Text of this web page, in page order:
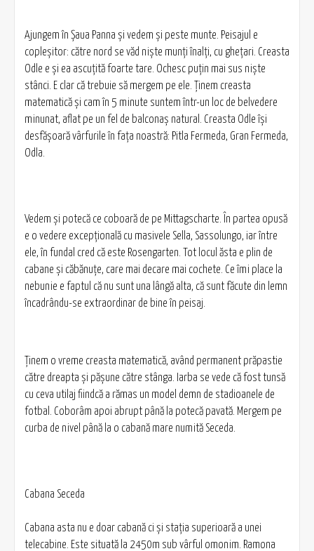
Ajungem în Şaua Panna şi vedem şi peste munte. Peisajul e
copleşitor: către nord se văd nişte munţi înalţi, cu gheţari. Creasta
Odle e şi ea ascuţită foarte tare. Ochesc puţin mai sus nişte
stânci. E clar că trebuie să mergem pe ele. Ţinem creasta
matematică şi cam în 5 minute suntem într-un loc de belvedere
minunat, aflat pe un fel de balconaş natural. Creasta Odle îşi
desfăşoară vârfurile în faţa noastră: Pitla Fermeda, Gran Fermeda,
Odla.
Vedem şi potecă ce coboară de pe Mittagscharte. În partea opusă
e o vedere excepțională cu masivele Sella, Sassolungo, iar între
ele, în fundal cred că este Rosengarten. Tot locul ăsta e plin de
cabane şi căbănuţe, care mai decare mai cochete. Ce îmi place la
nebunie e faptul că nu sunt una lângă alta, că sunt făcute din lemn
încadrându-se extraordinar de bine în peisaj.
Ţinem o vreme creasta matematică, având permanent prăpastie
către dreapta şi păşune către stânga. Iarba se vede că fost tunsă
cu ceva utilaj fiindcă a rămas un model demn de stadioanele de
fotbal. Coborâm apoi abrupt până la potecă pavată. Mergem pe
curba de nivel până la o cabană mare numită Seceda.
Cabana Seceda
Cabana asta nu e doar cabană ci şi staţia superioară a unei
telecabine. Este situată la 2450m sub vârful omonim. Ramona